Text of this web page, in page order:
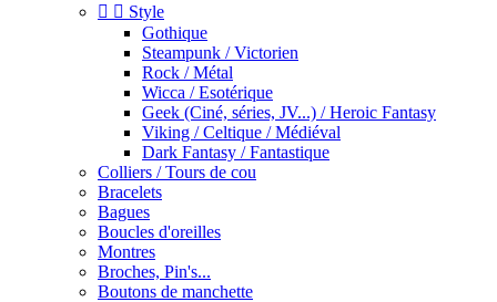
  Style
Gothique
Steampunk / Victorien
Rock / Métal
Wicca / Esotérique
Geek (Ciné, séries, JV...) / Heroic Fantasy
Viking / Celtique / Médiéval
Dark Fantasy / Fantastique
Colliers / Tours de cou
Bracelets
Bagues
Boucles d'oreilles
Montres
Broches, Pin's...
Boutons de manchette